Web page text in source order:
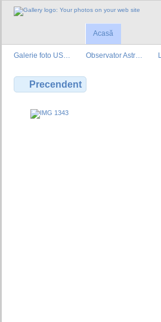
Acasă
Galerie foto US… Observator Astr…
Precendent